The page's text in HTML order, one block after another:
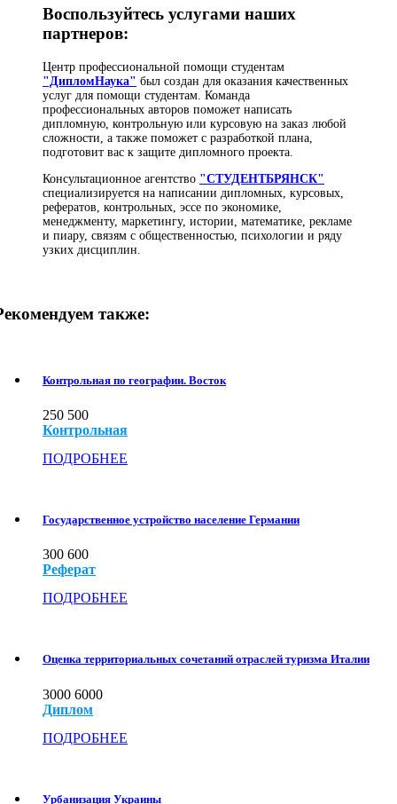
Воспользуйтесь услугами наших
партнеров:
Центр профессиональной помощи студентам
"ДипломНаука" был создан для оказания качественных
услуг для помощи студентам. Команда
профессиональных авторов поможет написать
дипломную, контрольную или курсовую на заказ любой
сложности, а также поможет с разработкой плана,
подготовит вас к защите дипломного проекта.
Консультационное агентство "СТУДЕНТБРЯНСК"
специализируется на написании дипломных, курсовых,
рефератов, контрольных, эссе по экономике,
менеджменту, маркетингу, истории, математике, рекламе
и пиару, связям с общественностью, психологии и ряду
узких дисциплин.
также:
Контрольная по географии. Восток
250 500
Контрольная
ПОДРОБНЕЕ
Государственное устройство население Германии
300 600
Реферат
ПОДРОБНЕЕ
Оценка территориальных сочетаний отраслей туризма Италии
3000 6000
Диплом
ПОДРОБНЕЕ
Урбанизация Украины